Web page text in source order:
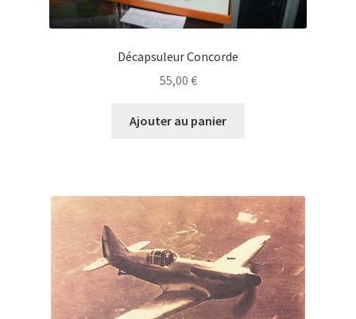
Décapsuleur Concorde
55,00 €
Ajouter au panier